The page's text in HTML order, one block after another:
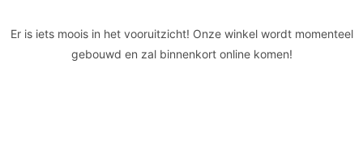
Er is iets moois in het vooruitzicht! Onze winkel wordt momenteel
gebouwd en zal binnenkort online komen!